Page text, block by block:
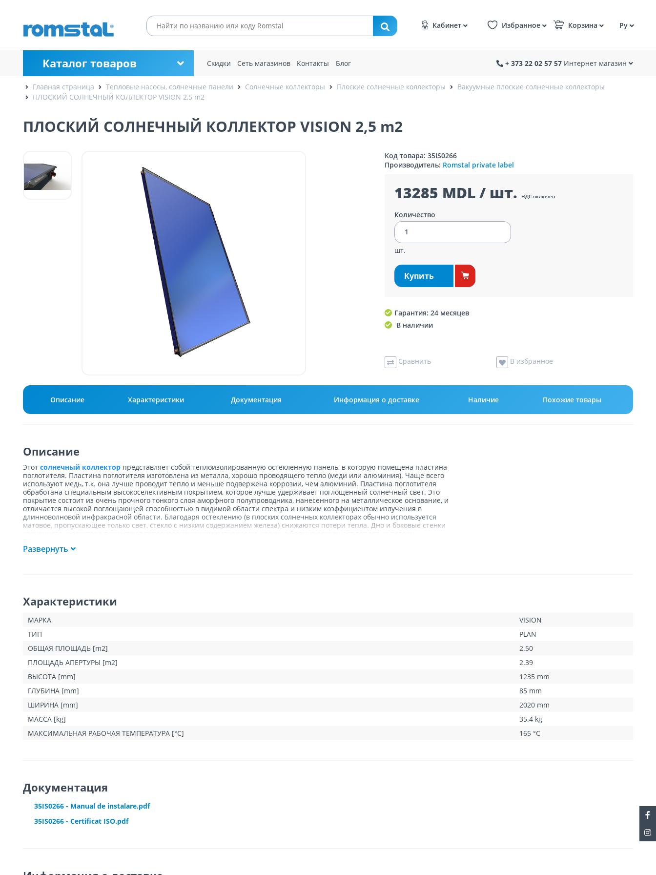
Кабинет Избранное Корзина Ру
Каталог товаров Скидки Сеть магазинов Контакты Блог + 373 22 02 57 57 Интернет магазин
Главная страница Тепловые насосы, солнечные панели Солнечные коллекторы Плоские солнечные коллекторы
Вакуумные плоские солнечные коллекторы
ПЛОСКИЙ СОЛНЕЧНЫЙ КОЛЛЕКТОР VISION 2,5 m2
ПЛОСКИЙ СОЛНЕЧНЫЙ КОЛЛЕКТОР VISION 2,5 m2
Код товара: 35IS0266
Производитель: Romstal private label
13285 MDL / шт. НДС включен
Количество
шт.
Купить
Гарантия: 24 месяцев
В наличии
Сравнить В избранное
Описание Характеристики Документация Информация о доставке Наличие Похожие товары
Описание
Этот солнечный коллектор представляет собой теплоизолированную остекленную панель, в которую помещена пластина
поглотителя. Пластина поглотителя изготовлена из металла, хорошо проводящего тепло (меди или алюминия). Чаще всего
используют медь, т.к. она лучше проводит тепло и меньше подвержена коррозии, чем алюминий. Пластина поглотителя
обработана специальным высокоселективным покрытием, которое лучше удерживает поглощенный солнечный свет. Это
покрытие состоит из очень прочного тонкого слоя аморфного полупроводника, нанесенного на металлическое основание, и
отличается высокой поглощающей способностью в видимой области спектра и низким коэффициентом излучения в
длинноволновой инфракрасной области. Благодаря остеклению (в плоских солнечных коллекторах обычно используется
матовое, пропускающее только свет, стекло с низким содержанием железа) снижаются потери тепла. Дно и боковые стенки
солнечного коллектора покрывают теплоизолирующим материалом, что еще больше сокращает тепловые потери.
Особенности применения плоских коллекторов:
Простой монтаж с возможностью последовательного или параллельного подсоединения в целях увеличения
мощности.
Развернуть
Характеристики
МАРКА
VISION
ТИП
PLAN
ОБЩАЯ ПЛОЩАДЬ [m2]
2.50
ПЛОЩАДЬ АПЕРТУРЫ [m2]
2.39
ВЫСОТА [mm]
1235 mm
ГЛУБИНА [mm]
85 mm
ШИРИНА [mm]
2020 mm
МАССА [kg]
35.4 kg
МАКСИМАЛЬНАЯ РАБОЧАЯ ТЕМПЕРАТУРА [°C]
165 °C
Документация
35IS0266 - Manual de instalare.pdf
35IS0266 - Certificat ISO.pdf